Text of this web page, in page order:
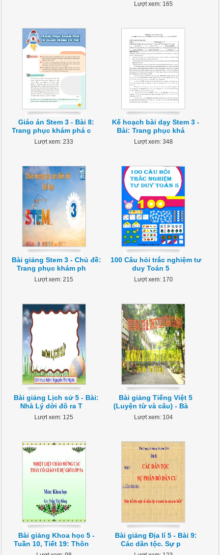
Lượt xem: 165
Giáo án Stem 3 - Bài 8:
Trang phục khám phá c
Lượt xem: 233
Kế hoạch bài dạy Stem 3 -
Bài: Trang phục khá
Lượt xem: 348
Bài giảng Stem 3 - Chủ đề:
Trang phục khám ph
Lượt xem: 215
100 Câu hỏi trắc nghiệm tư
duy Toán 5
Lượt xem: 170
Bài giảng Lịch sử 5 - Bài:
Nhà Lý dời đô ra T
Lượt xem: 125
Bài giảng Tiếng Việt 5
(Luyện từ và câu) - Bà
Lượt xem: 104
Bài giảng Khoa học 5 -
Tuần 10, Tiết 19: Thôn
Bài giảng Địa lí 5 - Bài 9:
Các dân tộc. Sự p